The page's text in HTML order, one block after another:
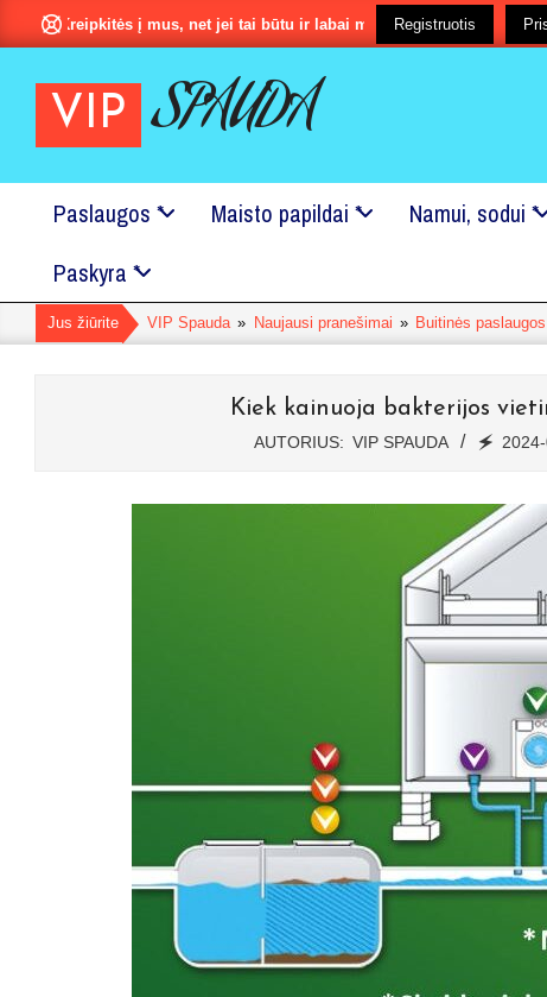
Pereiti
prie
Kreipkitės į mus, net jei tai būtu ir labai maža smulkmena?
Registruotis
VIP SPAUDA
Naršymo
Meniu
Paslaugos * Maisto papildai * Namui, sodui *
Paskyra *
Jus žiūrite VIP Spauda » Naujausi pranešimai » Buitinės paslaugos
Kiek kainuoja bakterijos
AUTORIUS: VIP SPAUDA 🗲